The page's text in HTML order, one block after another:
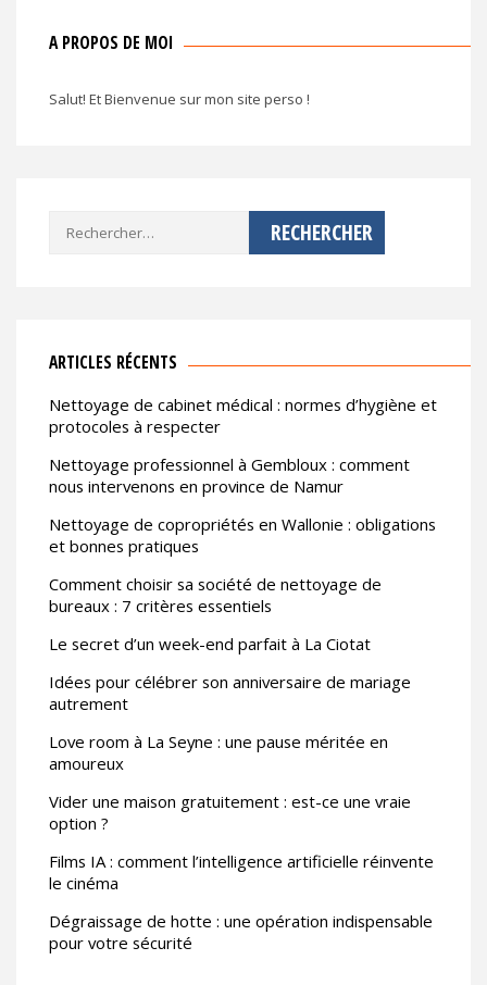
A PROPOS DE MOI
Salut! Et Bienvenue sur mon site perso !
Rechercher :
ARTICLES RÉCENTS
Nettoyage de cabinet médical : normes d’hygiène et
protocoles à respecter
Nettoyage professionnel à Gembloux : comment
nous intervenons en province de Namur
Nettoyage de copropriétés en Wallonie : obligations
et bonnes pratiques
Comment choisir sa société de nettoyage de
bureaux : 7 critères essentiels
Le secret d’un week-end parfait à La Ciotat
Idées pour célébrer son anniversaire de mariage
autrement
Love room à La Seyne : une pause méritée en
amoureux
Vider une maison gratuitement : est-ce une vraie
option ?
Films IA : comment l’intelligence artificielle réinvente
le cinéma
Dégraissage de hotte : une opération indispensable
pour votre sécurité